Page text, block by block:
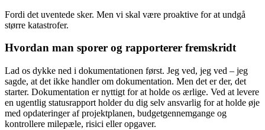
Fordi det uventede sker. Men vi skal være proaktive for at undgå
større katastrofer.
Hvordan man sporer og rapporterer fremskridt
Lad os dykke ned i dokumentationen først. Jeg ved, jeg ved – jeg
sagde, at det ikke handler om dokumentation. Men det er der, det
starter. Dokumentation er nyttigt for at holde os ærlige. Ved at levere
en ugentlig statusrapport holder du dig selv ansvarlig for at holde øje
med opdateringer af projektplanen, budgetgennemgange og
kontrollere milepæle, risici eller opgaver.